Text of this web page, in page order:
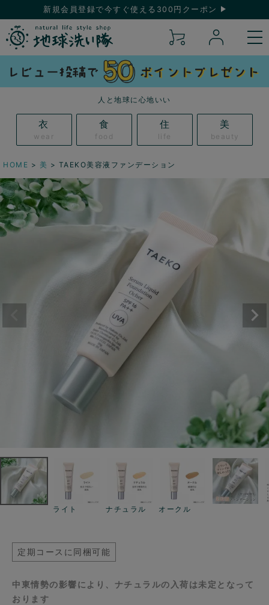
新規会員登録で今すぐ使える300円クーポン
人と地球に心地いい
衣
wear
食
food
住
life
美
beauty
HOME 美 TAEKO美容液ファンデーション
ライト ナチュラル オークル
定期コースに同梱可能
中東情勢の影響により、ナチュラルの入荷は未定となって
おります